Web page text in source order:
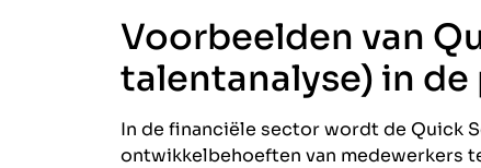
Voorbeelden van
talentanalyse) in
In de financiële sector wordt de Quick
ontwikkelbehoeften van medewerkers